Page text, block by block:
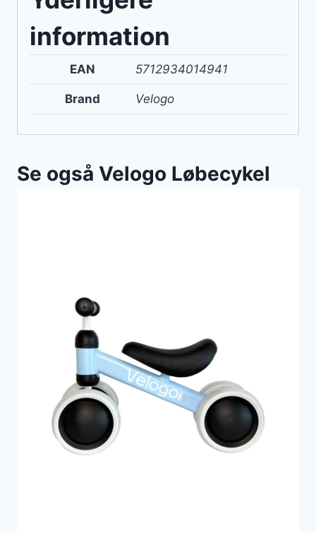
information
EAN 5712934014941
Brand Velogo
Se også Velogo Løbecykel